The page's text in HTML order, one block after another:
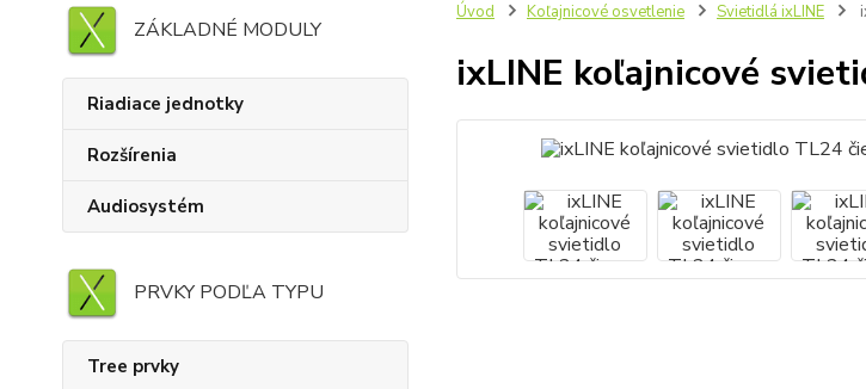
ZÁKLADNÉ MODULY
Riadiace jednotky
Rozšírenia
Audiosystém
PRVKY PODĽA TYPU
Tree prvky
Úvod Koľajnicové osvetlenie Svietidlá ixLINE
ixLINE koľajnicové